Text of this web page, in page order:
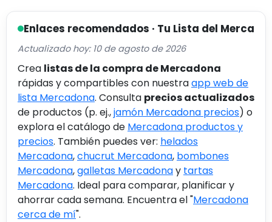
Enlaces recomendados · Tu Lista del Merca
Actualizado hoy: 10 de agosto de 2026
Crea listas de la compra de Mercadona
rápidas y compartibles con nuestraapp web de
lista Mercadona. Consulta precios actualizados
de productos (p. ej.,jamón Mercadona precios) o
explora el catálogo de Mercadona productos y
precios. También puedes ver: helados
Mercadona,chucrut Mercadona, bombones
Mercadona,galletas Mercadonay tartas
Mercadona. Ideal para comparar, planificar y
ahorrar cada semana. Encuentra el "Mercadona
cerca de mí".